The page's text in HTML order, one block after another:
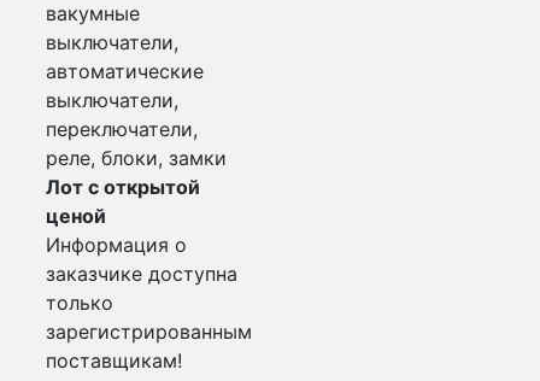
вакумные
выключатели,
автоматические
выключатели,
переключатели,
реле, блоки, замки
Лот с открытой
ценой
Информация о
заказчике доступна
только
зарегистрированным
поставщикам!